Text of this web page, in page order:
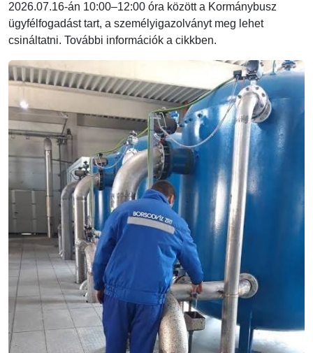
2026.07.16-án 10:00–12:00 óra között a Kormánybusz
ügyfélfogadást tart, a személyigazolványt meg lehet
csináltatni. További információk a cikkben.